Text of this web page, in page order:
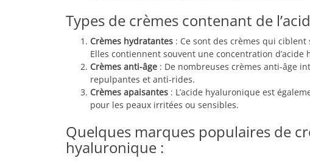
Types de crèmes contenant de
Crèmes hydratantes : Ce sont des crèmes qui
Elles contiennent souvent une concentration d’acide
Crèmes anti-âge : De nombreuses crèmes anti-âge
repulpantes et anti-rides.
Crèmes apaisantes : L’acide hyaluronique est
pour les peaux irritées ou sensibles.
Quelques marques populaires de
hyaluronique :